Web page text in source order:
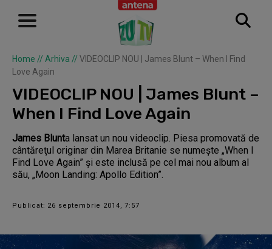
Home // Arhiva // VIDEOCLIP NOU | James Blunt – When I Find
Love Again
VIDEOCLIP NOU | James Blunt –
When I Find Love Again
James Blunta lansat un nou videoclip. Piesa promovată de
cântăreţul originar din Marea Britanie se numeşte „When I
Find Love Again” şi este inclusă pe cel mai nou album al
său, „Moon Landing: Apollo Edition”.
Publicat: 26 septembrie 2014, 7:57